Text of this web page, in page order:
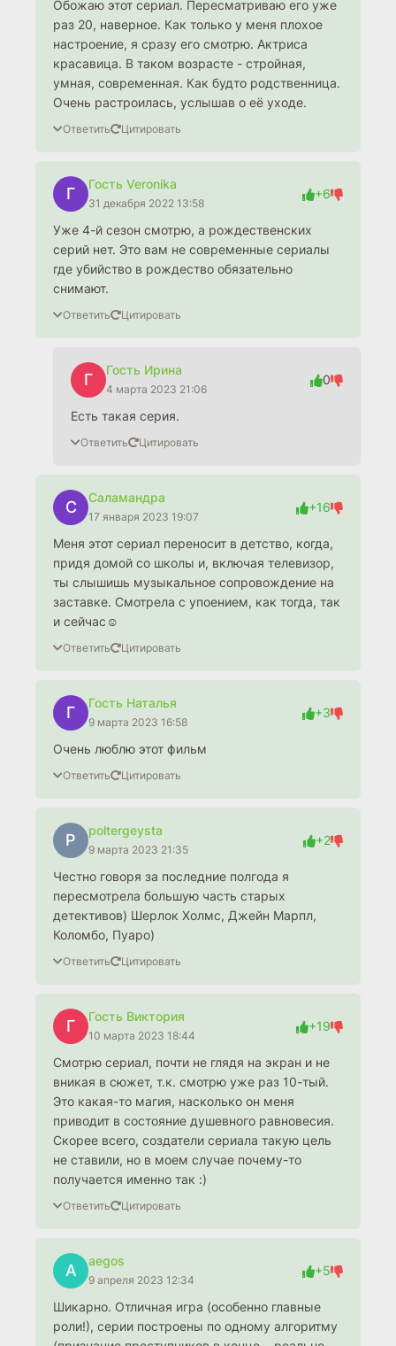
Обожаю этот сериал. Пересматриваю его уже
раз 20, наверное. Как только у меня плохое
настроение, я сразу его смотрю. Актриса
красавица. В таком возрасте - стройная,
умная, современная. Как будто родственница.
Очень растроилась, услышав о её уходе.
Ответить Цитировать
Г
Гость Veronika
31 декабря 2022 13:58
+6
Уже 4-й сезон смотрю, а рождественских
серий нет. Это вам не современные сериалы
где убийство в рождество обязательно
снимают.
Ответить Цитировать
Г
Гость Ирина
4 марта 2023 21:06
0
Есть такая серия.
Ответить Цитировать
С
Саламандра
17 января 2023 19:07
+16
Меня этот сериал переносит в детство, когда,
придя домой со школы и, включая телевизор,
ты слышишь музыкальное сопровождение на
заставке. Смотрела с упоением, как тогда, так
и сейчас☺️
Ответить Цитировать
Г
Гость Наталья
9 марта 2023 16:58
+3
Очень люблю этот фильм
Ответить Цитировать
P
poltergeysta
9 марта 2023 21:35
+2
Честно говоря за последние полгода я
пересмотрела большую часть старых
детективов) Шерлок Холмс, Джейн Марпл,
Коломбо, Пуаро)
Ответить Цитировать
Г
Гость Виктория
10 марта 2023 18:44
+19
Смотрю сериал, почти не глядя на экран и не
вникая в сюжет, т.к. смотрю уже раз 10-тый.
Это какая-то магия, насколько он меня
приводит в состояние душевного равновесия.
Скорее всего, создатели сериала такую цель
не ставили, но в моем случае почему-то
получается именно так :)
Ответить Цитировать
A
aegos
9 апреля 2023 12:34
+5
Шикарно. Отличная игра (особенно главные
роли!), серии построены по одному алгоритму